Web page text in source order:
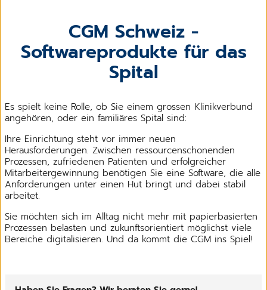
CGM Schweiz -
Softwareprodukte für das
Spital
Es spielt keine Rolle, ob Sie einem grossen Klinikverbund
angehören, oder ein familiäres Spital sind:
Ihre Einrichtung steht vor immer neuen
Herausforderungen. Zwischen ressourcenschonenden
Prozessen, zufriedenen Patienten und erfolgreicher
Mitarbeitergewinnung benötigen Sie eine Software, die alle
Anforderungen unter einen Hut bringt und dabei stabil
arbeitet.
Sie möchten sich im Alltag nicht mehr mit papierbasierten
Prozessen belasten und zukunftsorientiert möglichst viele
Bereiche digitalisieren. Und da kommt die CGM ins Spiel!